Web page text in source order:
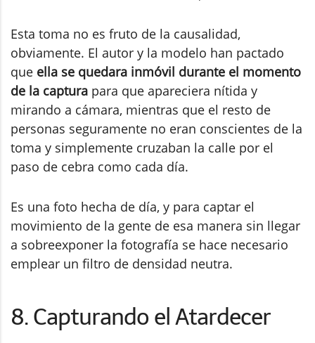
Esta toma no es fruto de la causalidad,
obviamente. El autor y la modelo han pactado
que ella se quedara inmóvil durante el momento
de la captura para que apareciera nítida y
mirando a cámara, mientras que el resto de
personas seguramente no eran conscientes de la
toma y simplemente cruzaban la calle por el
paso de cebra como cada día.
Es una foto hecha de día, y para captar el
movimiento de la gente de esa manera sin llegar
a sobreexponer la fotografía se hace necesario
emplear un filtro de densidad neutra.
8. Capturando el Atardecer